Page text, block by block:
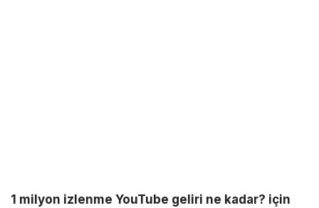
1 milyon izlenme YouTube geliri ne kadar? için